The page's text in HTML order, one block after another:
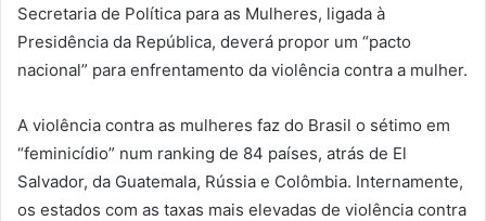
Secretaria de Política para as Mulheres, ligada à
Presidência da República, deverá propor um “pacto
nacional” para enfrentamento da violência contra a mulher.
A violência contra as mulheres faz do Brasil o sétimo em
“feminicídio” num ranking de 84 países, atrás de El
Salvador, da Guatemala, Rússia e Colômbia. Internamente,
os estados com as taxas mais elevadas de violência contra